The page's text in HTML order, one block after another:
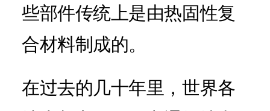
些部件传统上是由热固性复
合材料制成的。
在过去的几十年里，世界各